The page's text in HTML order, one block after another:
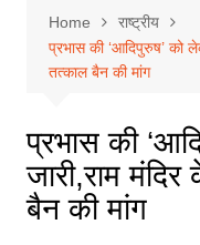
Home
राष्ट्रीय
प्रभास की ‘आदिपुरुष’ को
तत्काल बैन की मांग
प्रभास की
जारी,राम
बैन की मांग